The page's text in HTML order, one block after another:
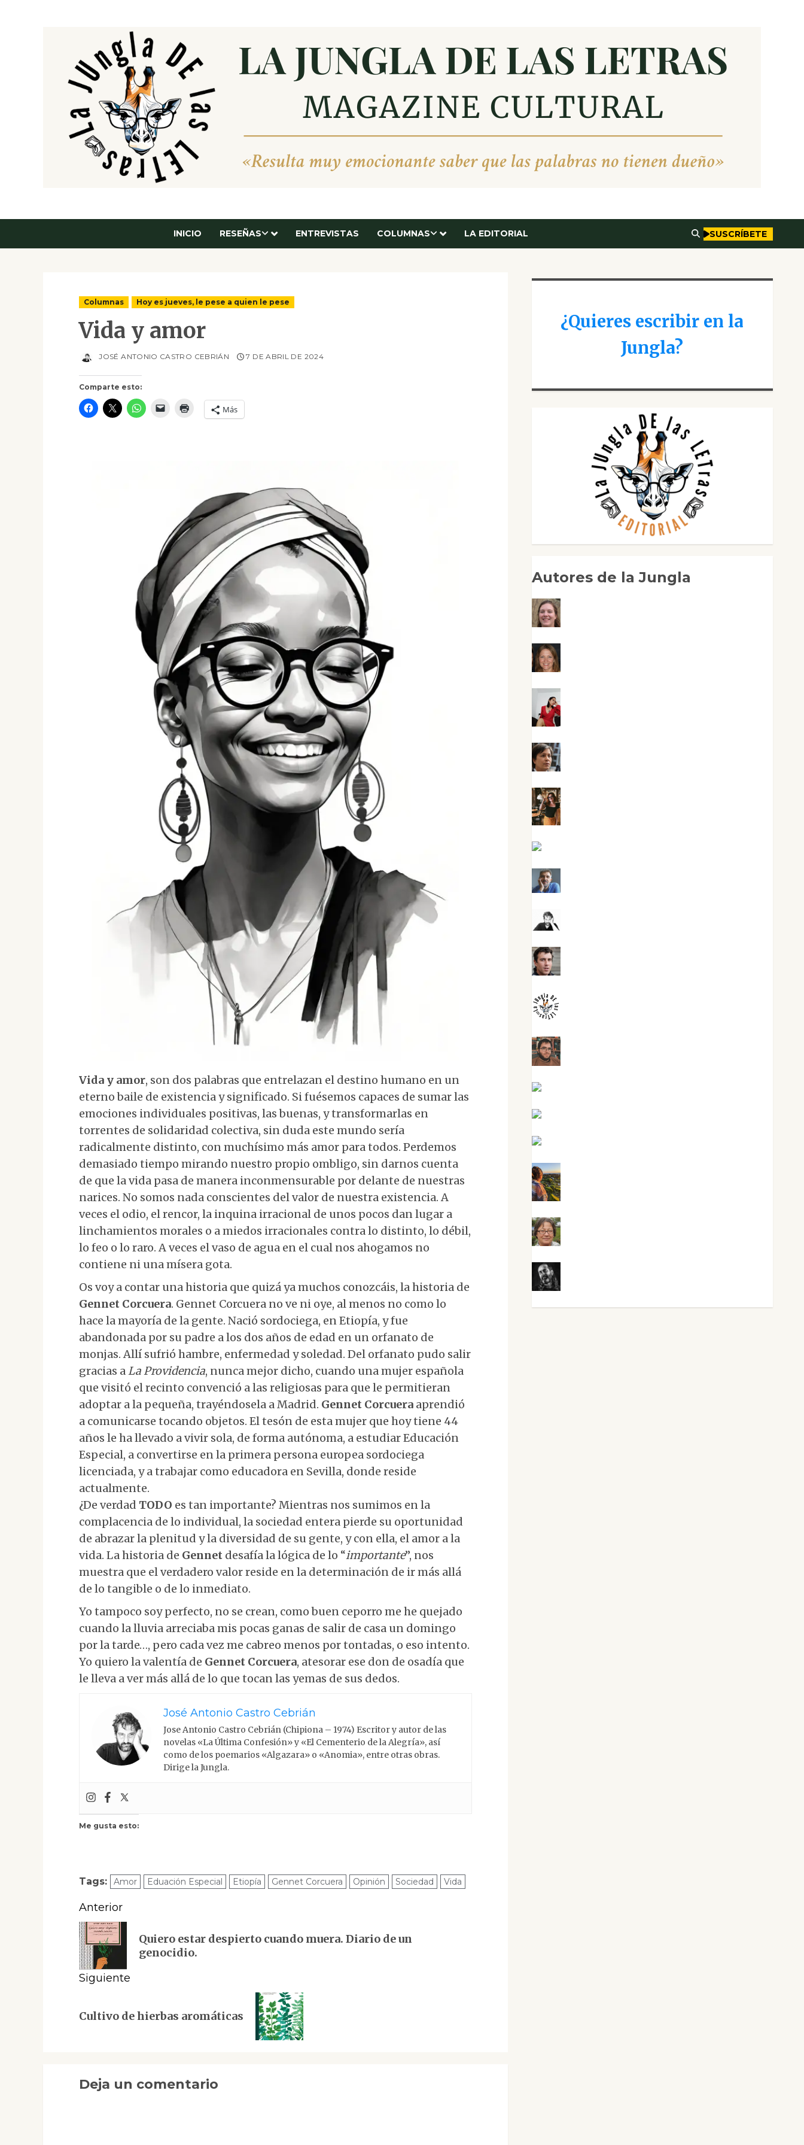
INICIO RESEÑAS ENTREVISTAS COLUMNAS LA EDITORIAL SUSCRÍBETE
Columnas Hoy es jueves, le pese a quien le pese
Vida y amor
Comparte esto:
Más
JOSÉ ANTONIO CASTRO CEBRIÁN 7 DE ABRIL DE 2024
Vida y amor, son dos palabras que entrelazan el destino humano en un
eterno baile de existencia y significado. Si fuésemos capaces de sumar las
emociones individuales positivas, las buenas, y transformarlas en
torrentes de solidaridad colectiva, sin duda este mundo sería
radicalmente distinto, con muchísimo más amor para todos. Perdemos
demasiado tiempo mirando nuestro propio ombligo, sin darnos cuenta
de que la vida pasa de manera inconmensurable por delante de nuestras
narices. No somos nada conscientes del valor de nuestra existencia. A
veces el odio, el rencor, la inquina irracional de unos pocos dan lugar a
linchamientos morales o a miedos irracionales contra lo distinto, lo débil,
lo feo o lo raro. A veces el vaso de agua en el cual nos ahogamos no
contiene ni una mísera gota.
Os voy a contar una historia que quizá ya muchos conozcáis, la historia de
Gennet Corcuera. Gennet Corcuera no ve ni oye, al menos no como lo
hace la mayoría de la gente. Nació sordociega, en Etiopía, y fue
abandonada por su padre a los dos años de edad en un orfanato de
monjas. Allí sufrió hambre, enfermedad y soledad. Del orfanato pudo salir
gracias aLa Providencia, nunca mejor dicho, cuando una mujer española
que visitó el recinto convenció a las religiosas para que le permitieran
adoptar a la pequeña, trayéndosela a Madrid. Gennet Corcuera aprendió
a comunicarse tocando objetos. El tesón de esta mujer que hoy tiene 44
años le ha llevado a vivir sola, de forma autónoma, a estudiar Educación
Especial, a convertirse en la primera persona europea sordociega
licenciada, y a trabajar como educadora en Sevilla, donde reside
actualmente.
¿De verdad TODO es tan importante? Mientras nos sumimos en la
complacencia de lo individual, la sociedad entera pierde su oportunidad
de abrazar la plenitud y la diversidad de su gente, y con ella, el amor a la
vida. La historia de Gennet desafía la lógica de lo “importante”, nos
muestra que el verdadero valor reside en la determinación de ir más allá
de lo tangible o de lo inmediato.
Yo tampoco soy perfecto, no se crean, como buen ceporro me he quejado
cuando la lluvia arreciaba mis pocas ganas de salir de casa un domingo
por la tarde…, pero cada vez me cabreo menos por tontadas, o eso intento.
Yo quiero la valentía de Gennet Corcuera, atesorar ese don de osadía que
le lleva a ver más allá de lo que tocan las yemas de sus dedos.
José Antonio Castro Cebrián
Jose Antonio Castro Cebrián (Chipiona – 1974) Escritor y autor de las
novelas «La Última Confesión» y «El Cementerio de la Alegría», así
como de los poemarios «Algazara» o «Anomia», entre otras obras.
Dirige la Jungla.
Me gusta esto:
Tags: Amor Eduación Especial Etiopía Gennet Corcuera Opinión Sociedad Vida
Navegación
de
entradas
Anterior
Entrada
anterior:
Quiero estar despierto cuando muera. Diario de un
genocidio.
Siguiente
entrada:
Cultivo de hierbas aromáticas
Deja un comentario
¿Quieres escribir en la
Jungla?
Autores de la Jungla